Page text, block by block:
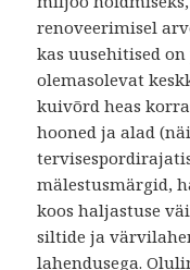
renoveerimisel
kas uusehitised
olemasolevat
kuivõrd heas
hooned ja alad
mälestusmärgid,
koos haljastuse
siltide ja
lahendusega.